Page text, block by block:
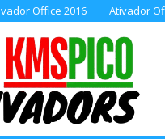
Office 2016 Ativador